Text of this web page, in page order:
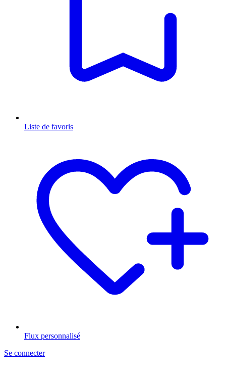
Liste de favoris
Flux personnalisé
Se connecter